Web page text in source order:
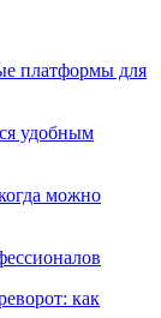
платформы для
удобным
можно
как